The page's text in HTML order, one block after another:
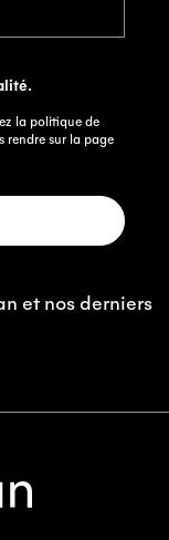
la politique de
rendre sur la page
et nos derniers